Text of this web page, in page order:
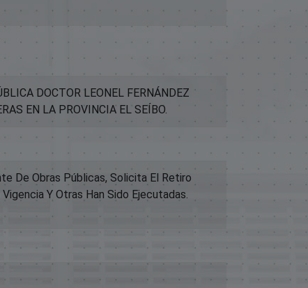
DOCTOR LEONEL FERNÁNDEZ
EN LA PROVINCIA EL SEÍBO.
De Obras Públicas, Solicita El Retiro
Y Otras Han Sido Ejecutadas.